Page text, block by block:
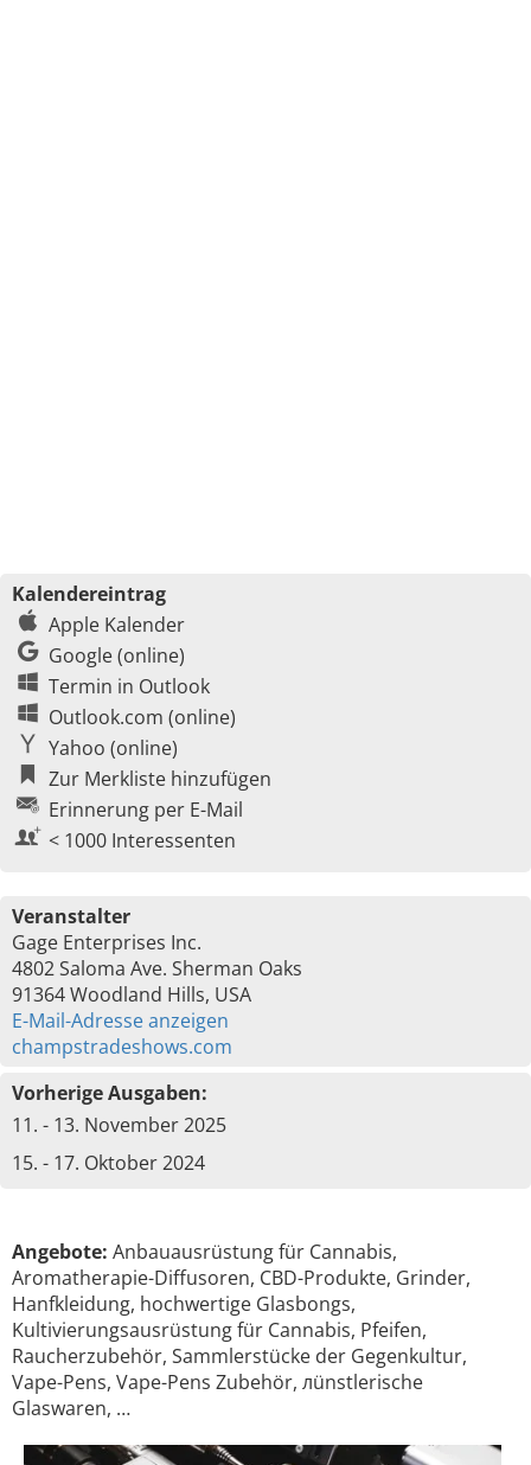
Kalendereintrag
Apple Kalender
Google (online)
Termin in Outlook
Outlook.com (online)
Yahoo (online)
Zur Merkliste hinzufügen
Erinnerung per E-Mail
< 1000 Interessenten
Veranstalter
Gage Enterprises Inc.
4802 Saloma Ave. Sherman Oaks
91364 Woodland Hills, USA
E-Mail-Adresse anzeigen
champstradeshows.com
Vorherige Ausgaben:
11. - 13. November 2025
15. - 17. Oktober 2024
Angebote: Anbauausrüstung für Cannabis,
Aromatherapie-Diffusoren, CBD-Produkte, Grinder,
Hanfkleidung, hochwertige Glasbongs,
Kultivierungsausrüstung für Cannabis, Pfeifen,
Raucherzubehör, Sammlerstücke der Gegenkultur,
Vape-Pens, Vape-Pens Zubehör, лünstlerische
Glaswaren, …